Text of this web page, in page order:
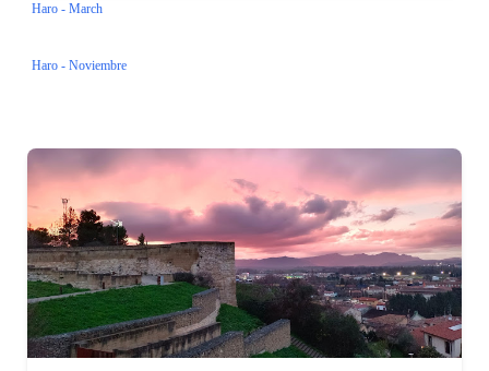
Haro - March
Haro - Noviembre